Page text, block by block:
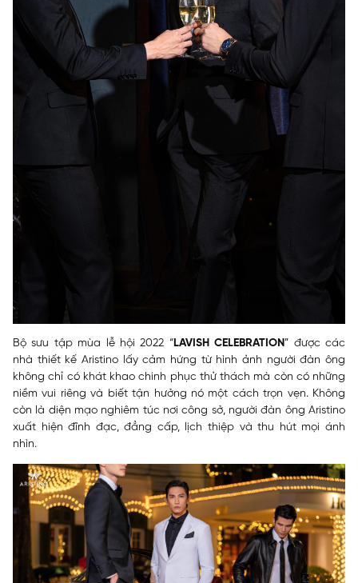
Bộ sưu tập mùa lễ hội 2022 “LAVISH CELEBRATION” được các
nhà thiết kế Aristino lấy cảm hứng từ hình ảnh người đàn ông
không chỉ có khát khao chinh phục thử thách mà còn có những
niềm vui riêng và biết tận hưởng nó một cách trọn vẹn. Không
còn là diện mạo nghiêm túc nơi công sở, người đàn ông Aristino
xuất hiện đĩnh đạc, đẳng cấp, lịch thiệp và thu hút mọi ánh
nhìn.